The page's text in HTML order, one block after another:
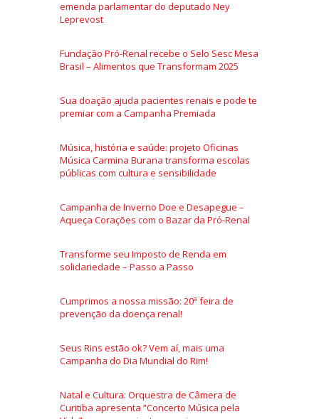
emenda parlamentar do deputado Ney
Leprevost
Fundação Pró-Renal recebe o Selo Sesc Mesa
Brasil – Alimentos que Transformam 2025
Sua doação ajuda pacientes renais e pode te
premiar com a Campanha Premiada
Música, história e saúde: projeto Oficinas
Música Carmina Burana transforma escolas
públicas com cultura e sensibilidade
Campanha de Inverno Doe e Desapegue –
Aqueça Corações com o Bazar da Pró-Renal
Transforme seu Imposto de Renda em
solidariedade – Passo a Passo
Cumprimos a nossa missão: 20ª feira de
prevenção da doença renal!
Seus Rins estão ok? Vem aí, mais uma
Campanha do Dia Mundial do Rim!
Natal e Cultura: Orquestra de Câmera de
Curitiba apresenta “Concerto Música pela